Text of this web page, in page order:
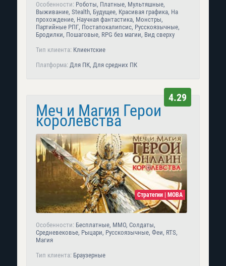
Особенности: Роботы, Платные, Мультяшные,
Выживание, Stealth, Будущее, Красивая графика, На
прохождение, Научная фантастика, Монстры,
Партийные РПГ, Постапокалипсис, Русскоязычные,
Бродилки, Пошаговые, RPG без магии, Вид сверху
Тип клиента: Клиентские
Платформа: Для ПК, Для средних ПК
Меч и Магия Герои
королевства
4.29
Стратегии | MOBA
Особенности: Бесплатные, MMO, Солдаты,
Средневековье, Рыцари, Русскоязычные, Феи, RTS,
Магия
Тип клиента: Браузерные